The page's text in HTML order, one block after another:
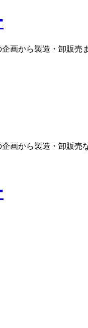
画から製造・卸販売
画から製造・卸販売